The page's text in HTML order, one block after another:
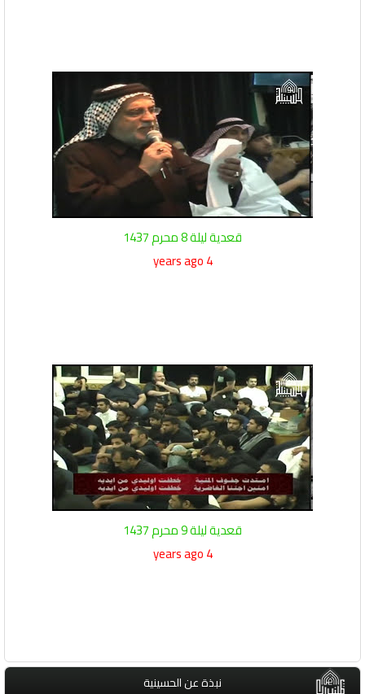
قعدية ليلة 8 محرم 1437
4 years ago
قعدية ليلة 9 محرم 1437
4 years ago
نبذة عن الحسينية